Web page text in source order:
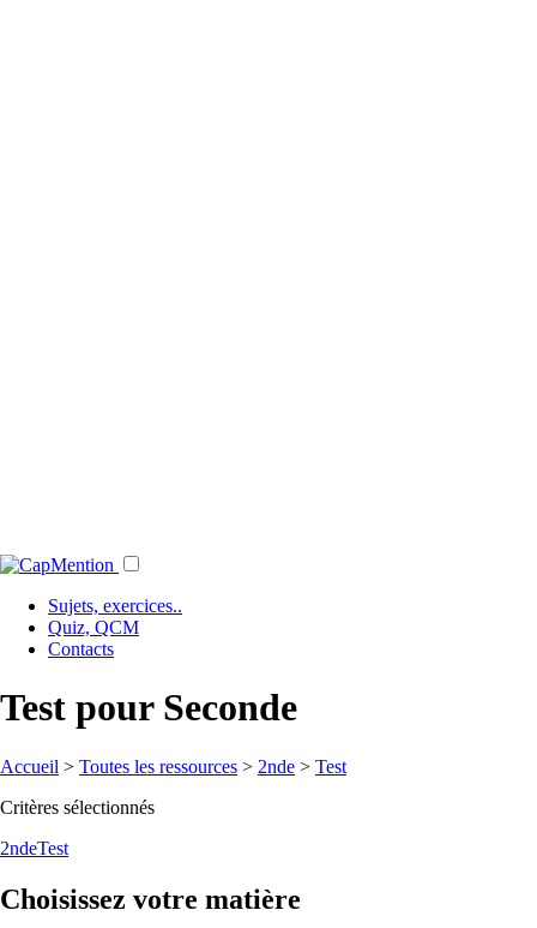
Sujets, exercices..
Quiz, QCM
Contacts
Test pour Seconde
Accueil > Toutes les ressources > 2nde > Test
Critères sélectionnés
2ndeTest
Choisissez votre matière